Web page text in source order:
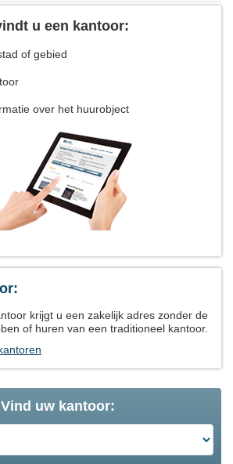
u een kantoor:
of gebied
over het huurobject
krijgt u een zakelijk adres zonder de
of huren van een traditioneel kantoor.
Vind uw kantoor: